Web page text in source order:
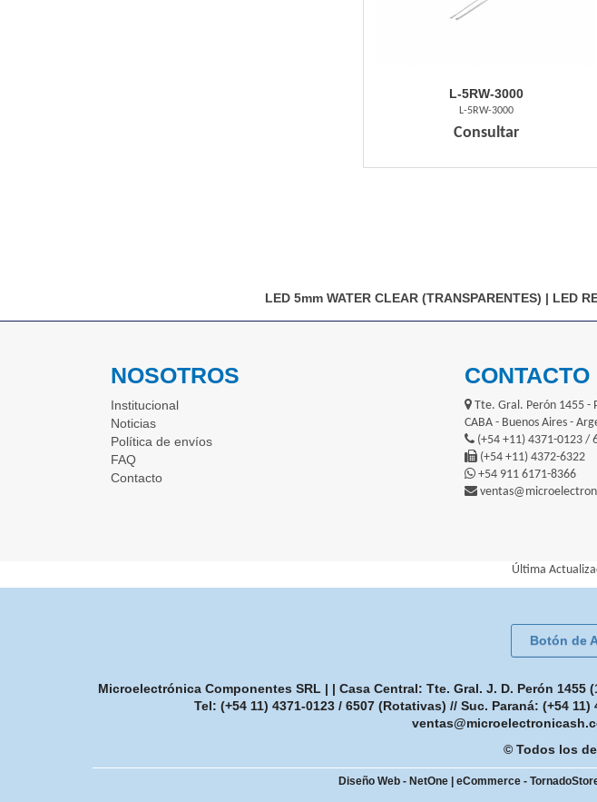
L-5RW-3000
L-5RW-3000
Consultar
LED 5mm WATER CLEAR (TRANSPARENTES) | LED
NOSOTROS
Institucional
Noticias
Política de envíos
FAQ
Contacto
CONTACTO
Tte. Gral. Perón 1455 -
CABA - Buenos Aires -
(+54 +11) 4371-0123 /
(+54 +11) 4372-6322
+54 911 6171-8366
Última
Botón de
Microelectrónica Componentes SRL | | Casa Central: Tte. Gral. J. D. Perón
Tel: (+54 11) 4371-0123 / 6507 (Rotativas) // Suc. Paraná: (+54
© Todos los
Diseño Web - NetOne | eCommerce -